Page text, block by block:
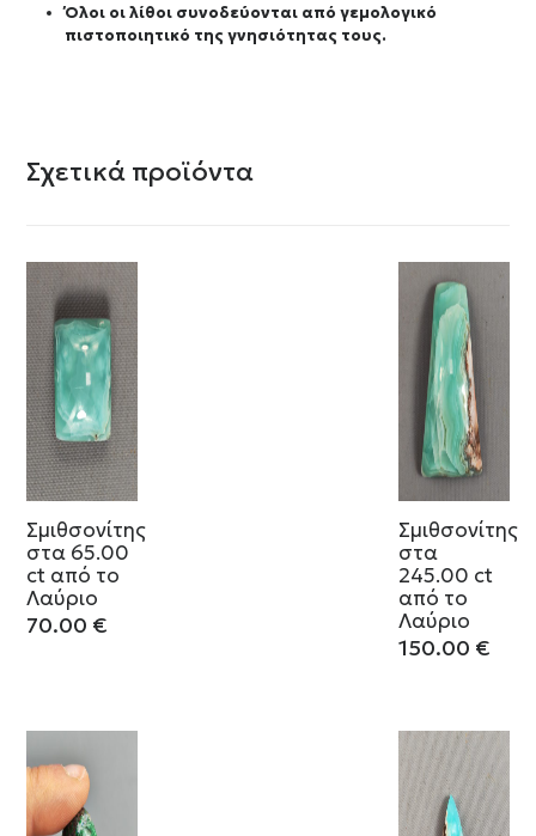
Όλοι οι λίθοι συνοδεύονται από γεμολογικό
πιστοποιητικό της γνησιότητας τους.
Σχετικά προϊόντα
Σμιθσονίτης
στα 65.00
ct από το
Λαύριο
70.00 €
Σμιθσονίτης
στα
245.00 ct
από το
Λαύριο
150.00 €